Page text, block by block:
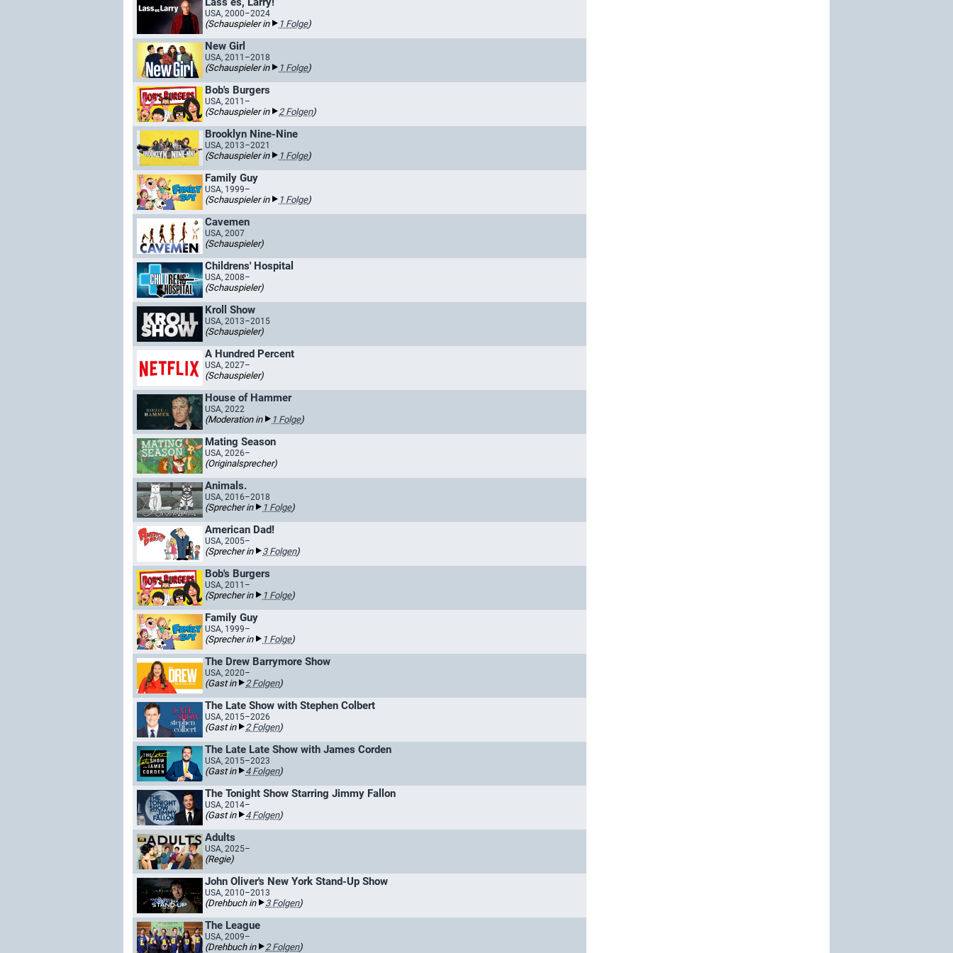
USA, 2000–2024
(Schauspieler in 1 Folge)
New Girl
USA, 2011–2018
(Schauspieler in 1 Folge)
Bob's Burgers
USA, 2011–
(Schauspieler in 2 Folgen)
Brooklyn Nine-Nine
USA, 2013–2021
(Schauspieler in 1 Folge)
Family Guy
USA, 1999–
(Schauspieler in 1 Folge)
Cavemen
USA, 2007
(Schauspieler)
Childrens' Hospital
USA, 2008–
(Schauspieler)
Kroll Show
USA, 2013–2015
(Schauspieler)
A Hundred Percent
USA, 2027–
(Schauspieler)
House of Hammer
USA, 2022
(Moderation in 1 Folge)
Mating Season
USA, 2026–
(Originalsprecher)
Animals.
USA, 2016–2018
(Sprecher in 1 Folge)
American Dad!
USA, 2005–
(Sprecher in 3 Folgen)
Bob's Burgers
USA, 2011–
(Sprecher in 1 Folge)
Family Guy
USA, 1999–
(Sprecher in 1 Folge)
The Drew Barrymore Show
USA, 2020–
(Gast in 2 Folgen)
The Late Show with Stephen Colbert
USA, 2015–2026
(Gast in 2 Folgen)
The Late Late Show with James Corden
USA, 2015–2023
(Gast in 4 Folgen)
The Tonight Show Starring Jimmy Fallon
USA, 2014–
(Gast in 4 Folgen)
Adults
USA, 2025–
(Regie)
John Oliver's New York Stand-Up Show
USA, 2010–2013
(Drehbuch in 3 Folgen)
The League
USA, 2009–
(Drehbuch in 2 Folgen)